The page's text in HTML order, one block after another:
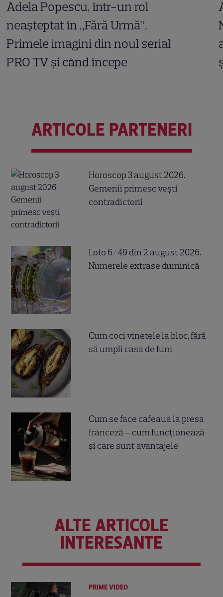
Adela Popescu, într-un rol
neașteptat în „Fără Urmă”.
Primele imagini din noul serial
PRO TV și când începe
ARTICOLE PARTENERI
Horoscop 3 august 2026.
Gemenii primesc vești
contradictorii
Loto 6/49 din 2 august 2026.
Numerele extrase duminică
Cum coci vinetele la bloc, fără
să umpli casa de fum
Cum se face cafeaua la presa
franceză – cum funcționează
și care sunt avantajele
ALTE ARTICOLE
INTERESANTE
PRIME VIDEO